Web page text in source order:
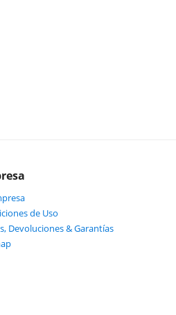
de Uso
Devoluciones & Garantías